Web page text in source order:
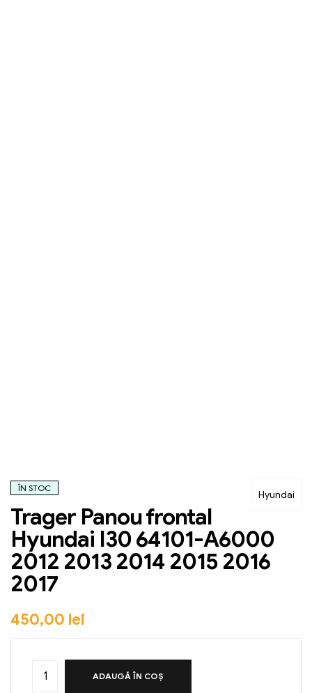
Hyundai
ÎN STOC
Trager Panou frontal
Hyundai I30 64101-A6000
2012 2013 2014 2015 2016
2017
450,00 lei
ADAUGĂ ÎN COȘ